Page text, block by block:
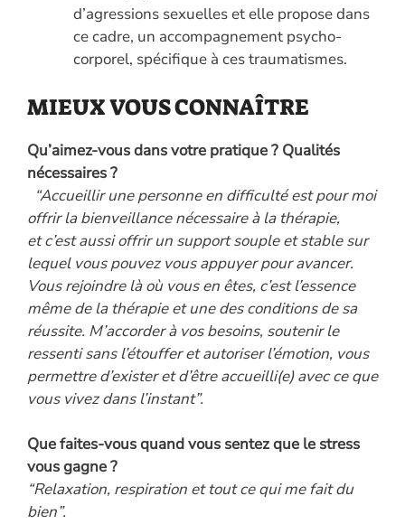
d’agressions sexuelles et elle propose dans
ce cadre, un accompagnement psycho-
corporel, spécifique à ces traumatismes.
MIEUX VOUS CONNAÎTRE
Qu’aimez-vous dans votre pratique ? Qualités
nécessaires ?
“Accueillir une personne en difficulté est pour moi
offrir la bienveillance nécessaire à la thérapie,
et c’est aussi offrir un support souple et stable sur
lequel vous pouvez vous appuyer pour avancer.
Vous rejoindre là où vous en êtes, c’est l’essence
même de la thérapie et une des conditions de sa
réussite. M’accorder à vos besoins, soutenir le
ressenti sans l’étouffer et autoriser l’émotion, vous
permettre d’exister et d’être accueilli(e) avec ce que
vous vivez dans l’instant”.
Que faites-vous quand vous sentez que le stress
vous gagne ?
“Relaxation, respiration et tout ce qui me fait du
bien”.